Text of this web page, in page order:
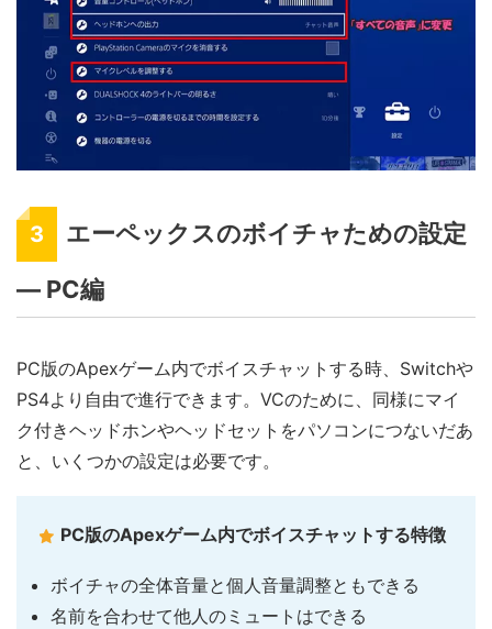
3
エーペックスのボイチャための設定
― PC編
PC版のApexゲーム内でボイスチャットする時、Switchや
PS4より自由で進行できます。VCのために、同様にマイ
ク付きヘッドホンやヘッドセットをパソコンにつないだあ
と、いくつかの設定は必要です。
PC版のApexゲーム内でボイスチャットする特徴
ボイチャの全体音量と個人音量調整ともできる
名前を合わせて他人のミュートはできる